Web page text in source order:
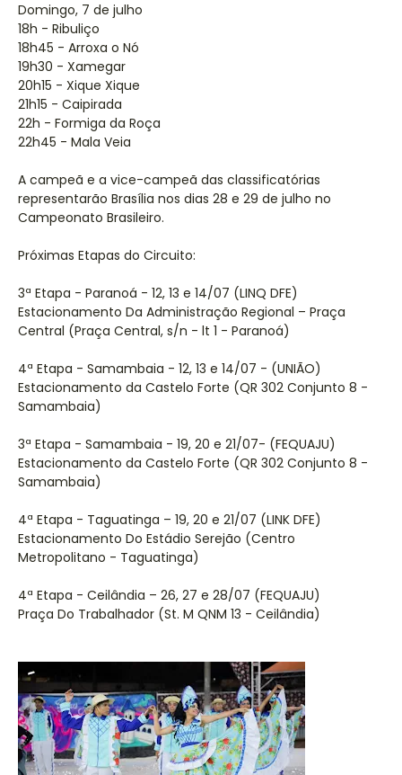
Domingo, 7 de julho
18h - Ribuliço
18h45 - Arroxa o Nó
19h30 - Xamegar
20h15 - Xique Xique
21h15 - Caipirada
22h - Formiga da Roça
22h45 - Mala Veia
A campeã e a vice-campeã das classificatórias
representarão Brasília nos dias 28 e 29 de julho no
Campeonato Brasileiro.
Próximas Etapas do Circuito:
3ª Etapa - Paranoá - 12, 13 e 14/07 (LINQ DFE)
Estacionamento Da Administração Regional – Praça
Central (Praça Central, s/n - lt 1 - Paranoá)
4ª Etapa - Samambaia - 12, 13 e 14/07 - (UNIÃO)
Estacionamento da Castelo Forte (QR 302 Conjunto 8 -
Samambaia)
3ª Etapa - Samambaia - 19, 20 e 21/07- (FEQUAJU)
Estacionamento da Castelo Forte (QR 302 Conjunto 8 -
Samambaia)
4ª Etapa - Taguatinga – 19, 20 e 21/07 (LINK DFE)
Estacionamento Do Estádio Serejão (Centro
Metropolitano - Taguatinga)
4ª Etapa - Ceilândia – 26, 27 e 28/07 (FEQUAJU)
Praça Do Trabalhador (St. M QNM 13 - Ceilândia)